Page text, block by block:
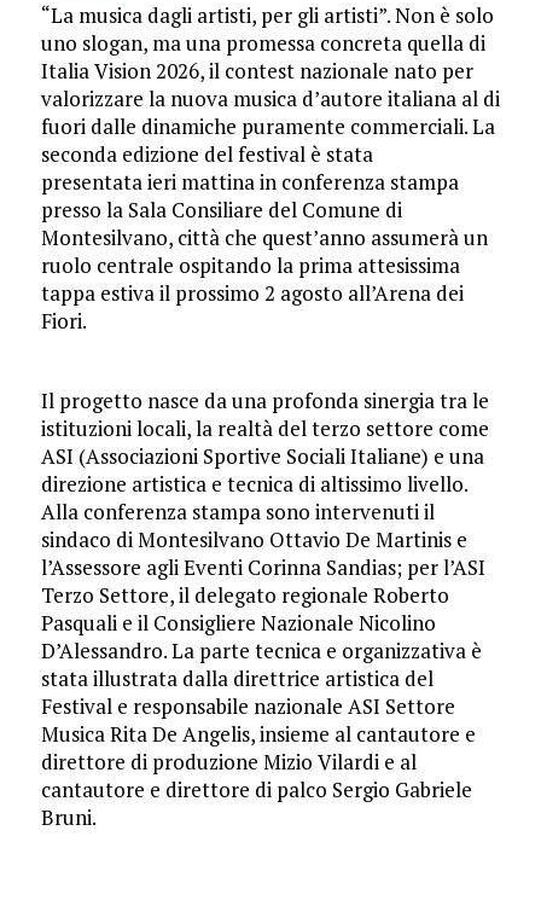
“La musica dagli artisti, per gli artisti”. Non è solo
uno slogan, ma una promessa concreta quella di
Italia Vision 2026, il contest nazionale nato per
valorizzare la nuova musica d’autore italiana al di
fuori dalle dinamiche puramente commerciali. La
seconda edizione del festival è stata
presentata ieri mattina in conferenza stampa
presso la Sala Consiliare del Comune di
Montesilvano, città che quest’anno assumerà un
ruolo centrale ospitando la prima attesissima
tappa estiva il prossimo 2 agosto all’Arena dei
Fiori.
Il progetto nasce da una profonda sinergia tra le
istituzioni locali, la realtà del terzo settore come
ASI (Associazioni Sportive Sociali Italiane) e una
direzione artistica e tecnica di altissimo livello.
Alla conferenza stampa sono intervenuti il
sindaco di Montesilvano Ottavio De Martinis e
l’Assessore agli Eventi Corinna Sandias; per l’ASI
Terzo Settore, il delegato regionale Roberto
Pasquali e il Consigliere Nazionale Nicolino
D’Alessandro. La parte tecnica e organizzativa è
stata illustrata dalla direttrice artistica del
Festival e responsabile nazionale ASI Settore
Musica Rita De Angelis, insieme al cantautore e
direttore di produzione Mizio Vilardi e al
cantautore e direttore di palco Sergio Gabriele
Bruni.